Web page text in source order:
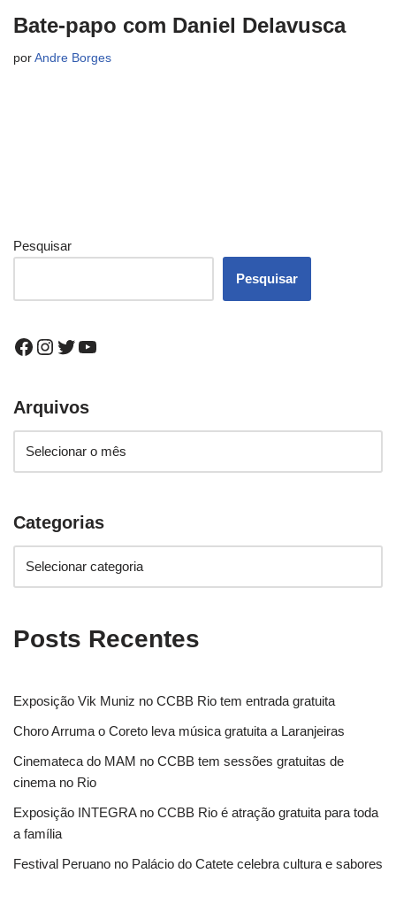
Bate-papo com Daniel Delavusca
por Andre Borges
Pesquisar
Pesquisar
Arquivos
Categorias
Posts Recentes
Exposição Vik Muniz no CCBB Rio tem entrada gratuita
Choro Arruma o Coreto leva música gratuita a Laranjeiras
Cinemateca do MAM no CCBB tem sessões gratuitas de
cinema no Rio
Exposição INTEGRA no CCBB Rio é atração gratuita para toda
a família
Festival Peruano no Palácio do Catete celebra cultura e sabores